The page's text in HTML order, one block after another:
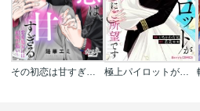
極上パイロットが愛妻にご所望です